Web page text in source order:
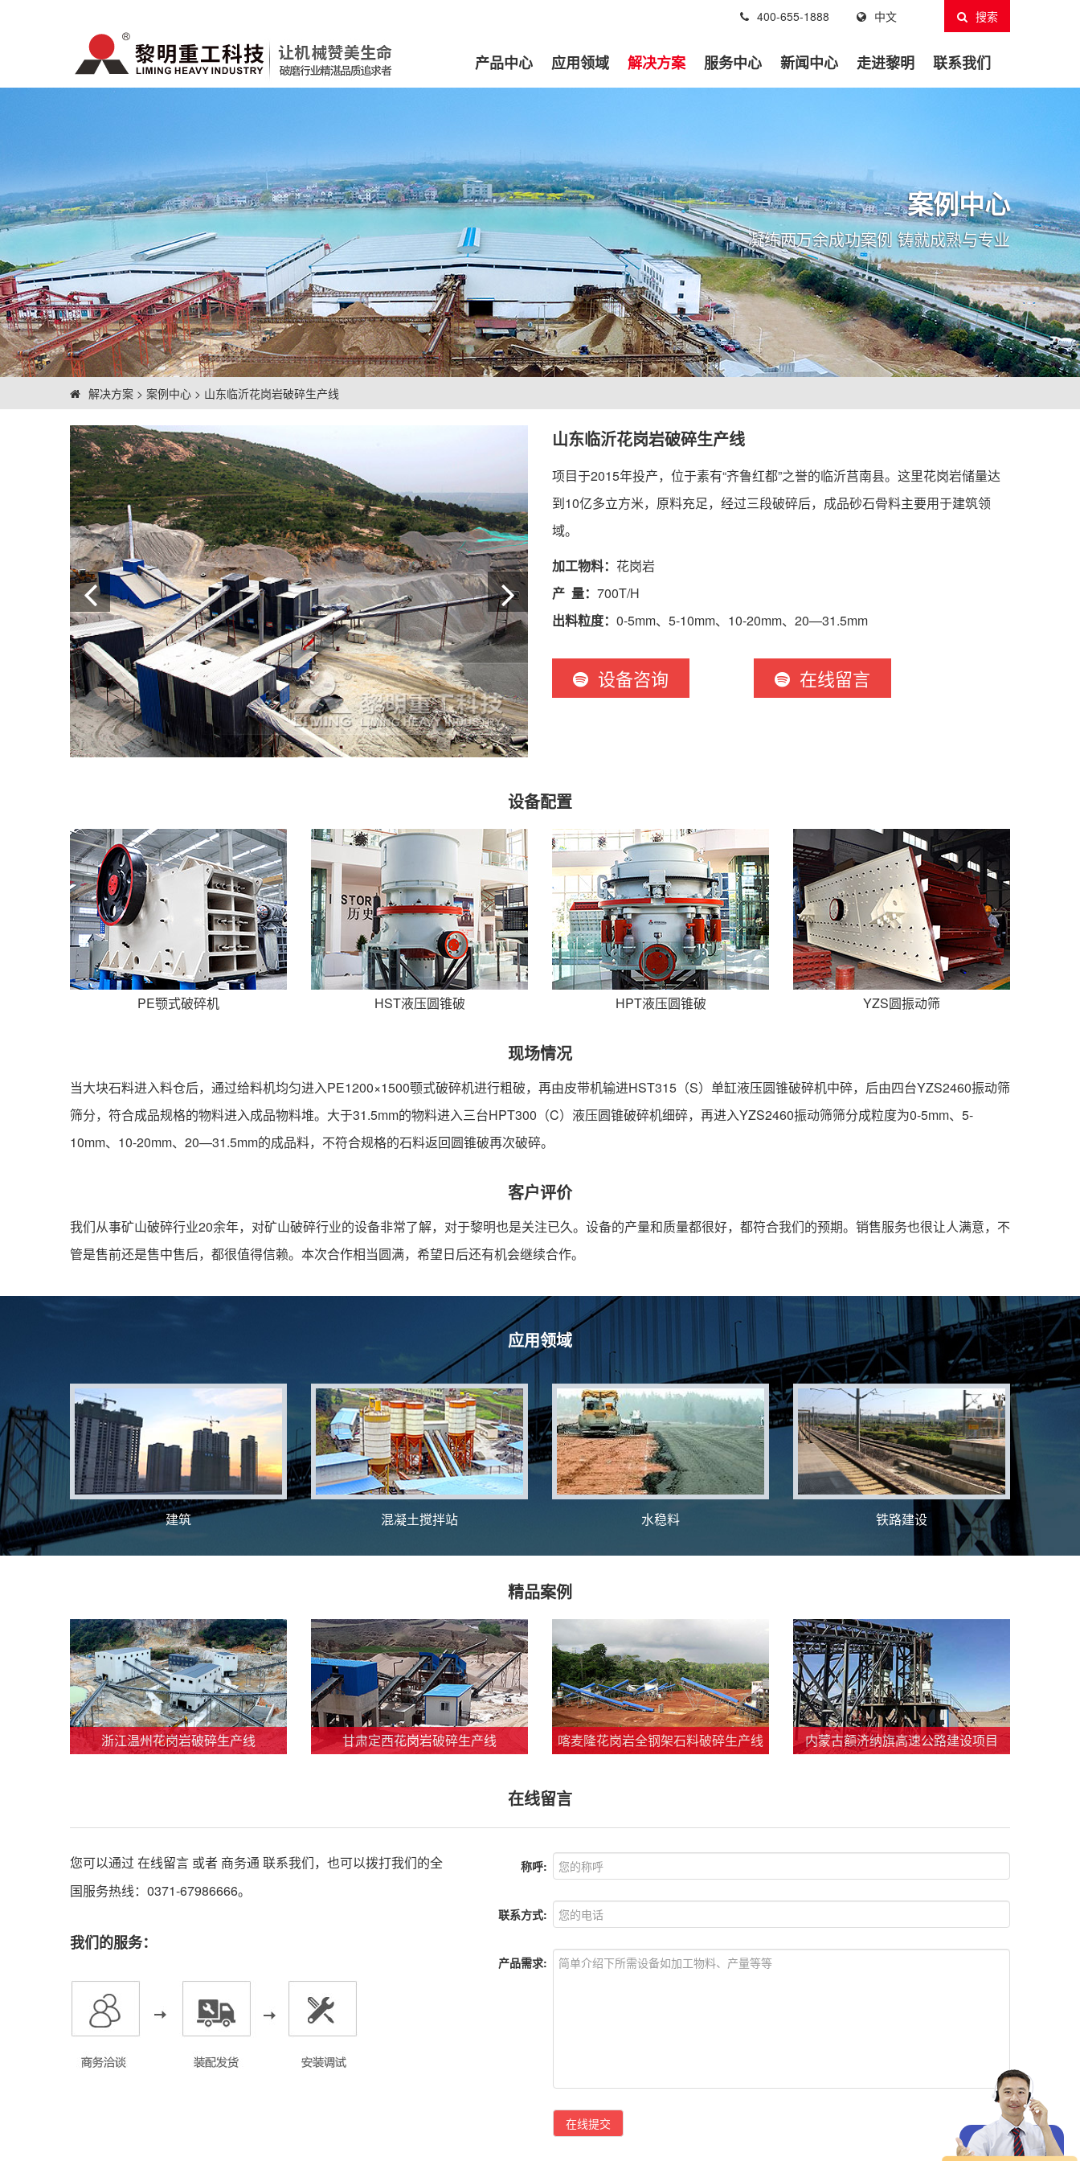
400-655-1888 中文 搜索
产品中心 应用领域 解决方案 服务中心 新闻中心 走进黎明 联系我们
案例中心
凝练两万余成功案例 铸就成熟与专业
解决方案 > 案例中心 > 山东临沂花岗岩破碎生产线
山东临沂花岗岩破碎生产线
项目于2015年投产，位于素有“齐鲁红都”之誉的临沂莒南县。这里花岗岩储量达
到10亿多立方米，原料充足，经过三段破碎后，成品砂石骨料主要用于建筑领
域。
加工物料： 花岗岩
产 量： 700T/H
出料粒度： 0-5mm、5-10mm、10-20mm、20—31.5mm
设备咨询 在线留言
设备配置
PE颚式破碎机 HST液压圆锥破 HPT液压圆锥破 YZS圆振动筛
现场情况
当大块石料进入料仓后，通过给料机均匀进入PE1200×1500颚式破碎机进行粗破，再由皮带机输进HST315（S）单缸液压圆锥破碎机中碎，后由四台YZS2460振动筛
筛分，符合成品规格的物料进入成品物料堆。大于31.5mm的物料进入三台HPT300（C）液压圆锥破碎机细碎，再进入YZS2460振动筛筛分成粒度为0-5mm、5-
10mm、10-20mm、20—31.5mm的成品料，不符合规格的石料返回圆锥破再次破碎。
客户评价
我们从事矿山破碎行业20余年，对矿山破碎行业的设备非常了解，对于黎明也是关注已久。设备的产量和质量都很好，都符合我们的预期。销售服务也很让人满意，不
管是售前还是售中售后，都很值得信赖。本次合作相当圆满，希望日后还有机会继续合作。
应用领域
建筑 混凝土搅拌站 水稳料 铁路建设
精品案例
浙江温州花岗岩破碎生产线 甘肃定西花岗岩破碎生产线 喀麦隆花岗岩全钢架石料破碎生产线 内蒙古额济纳旗高速公路建设项目
在线留言
您可以通过 在线留言 或者 商务通 联系我们，也可以拨打我们的全
国服务热线：0371-67986666。
我们的服务：
称呼:
联系方式:
产品需求:
在线提交